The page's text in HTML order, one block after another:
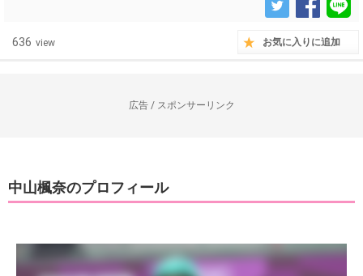
636 view お気に入りに追加
広告 / スポンサーリンク
中山楓奈のプロフィール